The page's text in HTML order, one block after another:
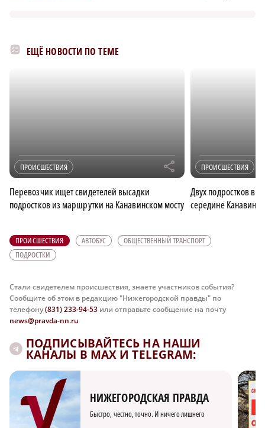
ЕЩЁ НОВОСТИ ПО ТЕМЕ
ПРОИСШЕСТВИЯ r
Перевозчик ищет свидетелей высадки
подростков из маршрутки на Канавинском мосту
ПРОИСШЕСТВИЯ
Двух подростков
середине
ПРОИСШЕСТВИЯ АВТОБУС
ОБЩЕСТВЕННЫЙ ТРАНСПОРТ
ПОДРОСТКИ
Стали свидетелем происшествия, знаете участников события?
Сообщите об этом в редакцию "Нижегородской правды" по
телефону(831) 233-94-53 или отправьте сообщение на почту
news@pravda-nn.ru
ПОДПИСЫВАЙТЕСЬ НА НАШИ
КАНАЛЫ В MAX И TELEGRAM:
НИЖЕГОРОДСКАЯ ПРАВДА
Быстро, честно, точно. И ничего лишнего